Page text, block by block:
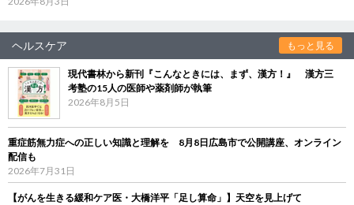
ヘルスケア もっと見る
現代書林から新刊『こんなときには、まず、漢方！』 漢方三
考塾の15人の医師や薬剤師が執筆
2026年8月5日
重症筋無力症への正しい知識と理解を 8月8日広島市で公開講座、オンライン
配信も
2026年7月31日
【がんを生きる緩和ケア医・大橋洋平「足し算命」】天空を見上げて